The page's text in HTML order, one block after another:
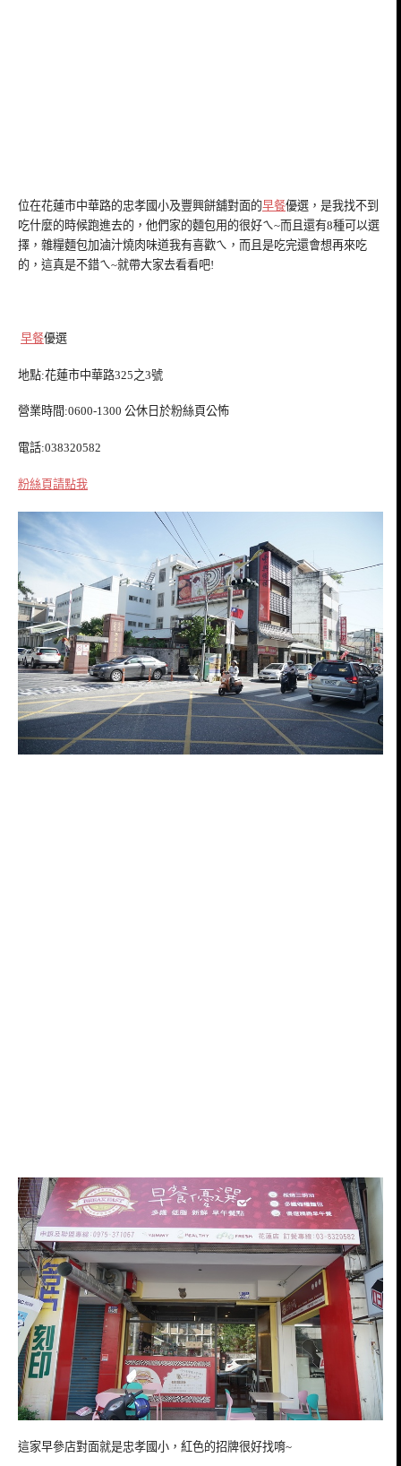
位在花蓮市中華路的忠孝國小及豐興餅舖對面的早餐優選，是我找不到
吃什麼的時候跑進去的，他們家的麵包用的很好ㄟ~而且還有8種可以選
擇，雜糧麵包加滷汁燒肉味道我有喜歡ㄟ，而且是吃完還會想再來吃
的，這真是不錯ㄟ~就帶大家去看看吧!
早餐優選
地點:花蓮市中華路325之3號
營業時間:0600-1300 公休日於粉絲頁公怖
電話:038320582
粉絲頁請點我
這家早參店對面就是忠孝國小，紅色的招牌很好找唷~